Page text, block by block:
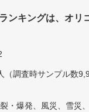
ンキングは、オリ
（調査時サンプル数
・爆発、風災、雪災